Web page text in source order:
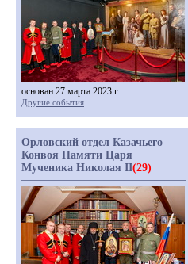
основан 27 марта 2023 г.
Другие события
Орловский отдел Казачьего
Конвоя Памяти Царя
Мученика Николая II(29)